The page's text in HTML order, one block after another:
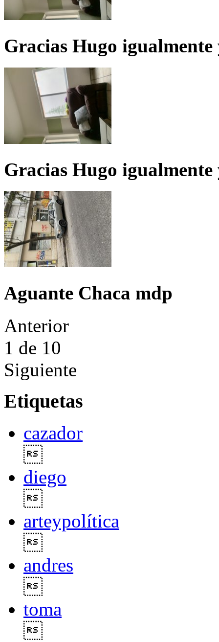
Gracias Hugo igualmente
Gracias Hugo igualmente
Aguante Chaca mdp
Anterior
1 de 10
Siguiente
Etiquetas
cazador
diego
arteypolítica
andres
toma